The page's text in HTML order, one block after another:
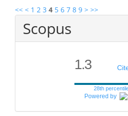
<< < 1 2 3 4 5 6 7 8 9 > >>
Scopus
1.3
28th
Powered by